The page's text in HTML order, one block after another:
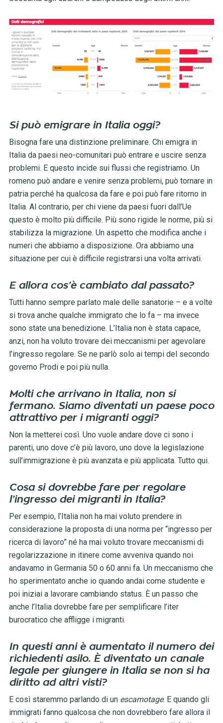
Si può emigrare in Italia oggi?
Bisogna fare una distinzione preliminare. Chi emigra in
Italia da paesi neo-comunitari può entrare e uscire senza
problemi. E questo incide sui flussi che registriamo. Un
romeno può andare e venire senza problemi, può tornare in
patria perché ha qualcosa da fare e poi può fare ritorno in
Italia. Al contrario, per chi viene da paesi fuori dall’Ue
questo è molto più difficile. Più sono rigide le norme, più si
stabilizza la migrazione. Un aspetto che modifica anche i
numeri che abbiamo a disposizione. Ora abbiamo una
situazione per cui è difficile registrarsi una volta arrivati.
E allora cos’è cambiato dal passato?
Tutti hanno sempre parlato male delle sanatorie – e a volte
si trova anche qualche immigrato che lo fa – ma invece
sono state una benedizione. L’Italia non è stata capace,
anzi, non ha voluto trovare dei meccanismi per agevolare
l’ingresso regolare. Se ne parlò solo ai tempi del secondo
governo Prodi e poi più nulla.
Molti che arrivano in Italia, non si
fermano. Siamo diventati un paese poco
attrattivo per i migranti oggi?
Non la metterei così. Uno vuole andare dove ci sono i
parenti, uno dove c’è più lavoro, uno dove la legislazione
sull’immigrazione è più avanzata e più applicata. Tutto qui.
Cosa si dovrebbe fare per regolare
l’ingresso dei migranti in Italia?
Per esempio, l’Italia non ha mai voluto prendere in
considerazione la proposta di una norma per “ingresso per
ricerca di lavoro” né ha mai voluto trovare meccanismi di
regolarizzazione in itinere come avveniva quando noi
andavamo in Germania 50 o 60 anni fa. Un meccanismo che
ho sperimentato anche io quando andai come studente e
poi iniziai a lavorare cambiando status. È un passo che
anche l’Italia dovrebbe fare per semplificare l’iter
burocratico che affligge i migranti.
In questi anni è aumentato il numero dei
richiedenti asilo. È diventato un canale
legale per giungere in Italia se non si ha
diritto ad altri visti?
E così staremmo parlando di un escamotage. E quando gli
immigrati fanno qualcosa che non dovrebbero fare allora il